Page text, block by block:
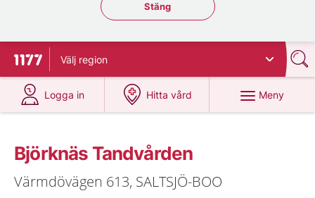
Stäng regionsväljaren
Stäng
Till startsidan för 1177
Välj region
Logga in
på 1177.se
Hitta vård
på 1177.se
Meny
Björknäs Tandvården
Värmdövägen 613, SALTSJÖ-BOO